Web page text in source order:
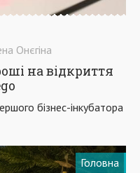
Онєгіна
на відкриття
бізнес-інкубатора
Головна